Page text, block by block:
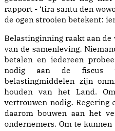
rapport - ‘tira santu den
de ogen strooien betekent:
Belastinginning raakt aan
van de samenleving.
betalen en iedereen
nodig aan de fiscus
belastingmiddelen zijn
houden van het Land.
vertrouwen nodig. Regering
daarom bouwen aan het
ondernemers. Om te